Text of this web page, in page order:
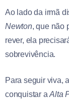
Ao lado da irmã
Newton, que não
rever, ela
sobrevivência.
Para seguir viva,
conquistar aAlta